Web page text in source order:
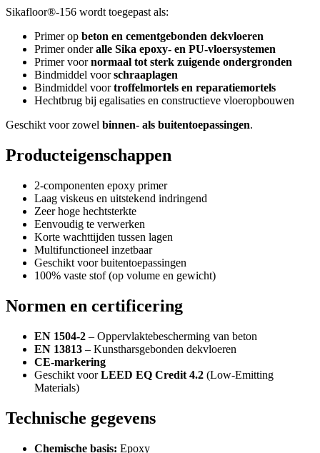
Sikafloor®-156 wordt toegepast als:
Primer op beton en cementgebonden dekvloeren
Primer onderalle Sika epoxy- en PU-vloersystemen
Primer voornormaal tot sterk zuigende ondergronden
Bindmiddel voorschraaplagen
Bindmiddel voortroffelmortels en reparatiemortels
Hechtbrug bij egalisaties en constructieve vloeropbouwen
Geschikt voor zowel binnen- als buitentoepassingen.
Producteigenschappen
2-componenten epoxy primer
Laag viskeus en uitstekend indringend
Zeer hoge hechtsterkte
Eenvoudig te verwerken
Korte wachttijden tussen lagen
Multifunctioneel inzetbaar
Geschikt voor buitentoepassingen
100% vaste stof (op volume en gewicht)
Normen en certificering
EN 1504-2 – Oppervlaktebescherming van beton
EN 13813 – Kunstharsgebonden dekvloeren
CE-markering
Geschikt voorLEED EQ Credit 4.2 (Low-Emitting
Materials)
Technische gegevens
Chemische basis: Epoxy